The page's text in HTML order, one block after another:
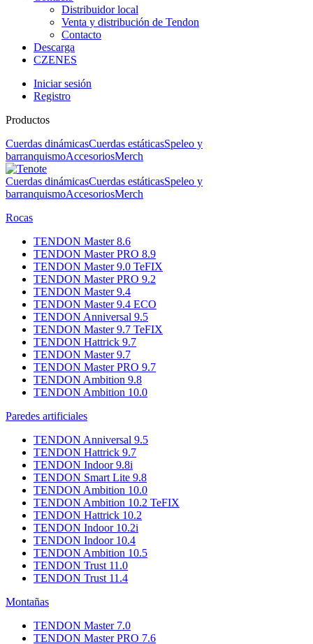
Distribuidor local
Venta y distribución de Tendon
Contacto
Descarga
CZENES
Iniciar sesión
Registro
Productos
Cuerdas dinámicasCuerdas estáticasSpeleo y
barranquismoAccesoriosMerch
Cuerdas dinámicasCuerdas estáticasSpeleo y
barranquismoAccesoriosMerch
Rocas
TENDON Master 8.6
TENDON Master PRO 8.9
TENDON Master 9.0 TeFIX
TENDON Master PRO 9.2
TENDON Master 9.4
TENDON Master 9.4 ECO
TENDON Anniversal 9.5
TENDON Master 9.7 TeFIX
TENDON Hattrick 9.7
TENDON Master 9.7
TENDON Master PRO 9.7
TENDON Ambition 9.8
TENDON Ambition 10.0
Paredes artificiales
TENDON Anniversal 9.5
TENDON Hattrick 9.7
TENDON Indoor 9.8i
TENDON Smart Lite 9.8
TENDON Ambition 10.0
TENDON Ambition 10.2 TeFIX
TENDON Hattrick 10.2
TENDON Indoor 10.2i
TENDON Indoor 10.4
TENDON Ambition 10.5
TENDON Trust 11.0
TENDON Trust 11.4
Montañas
TENDON Master 7.0
TENDON Master PRO 7.6